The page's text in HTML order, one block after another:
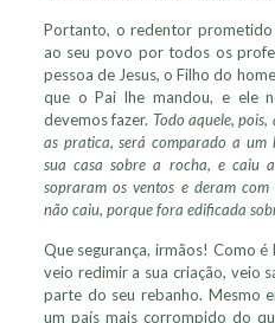
Portanto, o redentor prometido
ao seu povo por todos os
pessoa de Jesus, o Filho do
que o Pai lhe mandou, e ele
devemos fazer. Todo aquele, pois,
as pratica, será comparado a um
sua casa sobre a rocha, e caiu
sopraram os ventos e deram
não caiu, porque fora edificada
Que segurança, irmãos! Como
veio redimir a sua criação, veio
parte do seu rebanho. Mesmo
um país mais corrompido do